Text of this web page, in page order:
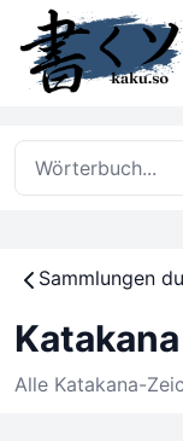
Sammlungen
Katakana
Alle Katakana-